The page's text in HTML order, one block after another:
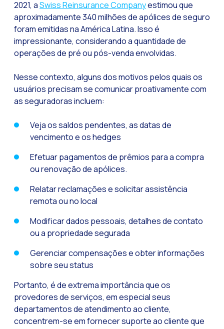
Social CX: A
História e impacto
Recarting: A
A voz do cliente:
Tecnologia e
Inteligência
Setor financeiro:
2021, aSwiss Reinsurance Companyestimou que
aproximadamente 340 milhões de apólices de seguro
foram emitidas na América Latina. Isso é
impressionante, considerando a quantidade de
operações de pré ou pós-venda envolvidas.
Nesse contexto, alguns dos motivos pelos quais os
usuários precisam se comunicar proativamente com
as seguradoras incluem:
Veja os saldos pendentes, as datas de
vencimento e os hedges
Efetuar pagamentos de prêmios para a compra
ou renovação de apólices.
Relatar reclamações e solicitar assistência
remota ou no local
Modificar dados pessoais, detalhes de contato
ou a propriedade segurada
Gerenciar compensações e obter informações
sobre seu status
Portanto, é de extrema importância que os
provedores de serviços, em especial seus
departamentos de atendimento ao cliente,
concentrem-se em fornecer suporte ao cliente que